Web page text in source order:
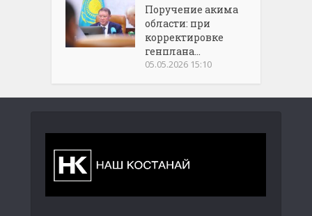
Поручение акима
области: при
корректировке
генплана...
05.05.2026 15:10